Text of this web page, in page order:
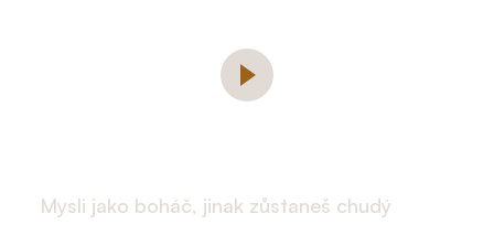
Mysli jako boháč, jinak zůstaneš chudý